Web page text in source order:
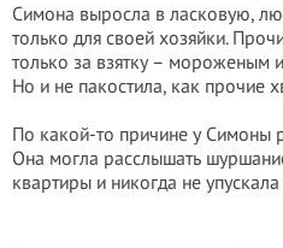
Симона выросла в ласковую,
только для своей хозяйки.
только за взятку – мороженым
Но и не пакостила, как прочие
По какой-то причине у Симоны
Она могла расслышать
квартиры и никогда не